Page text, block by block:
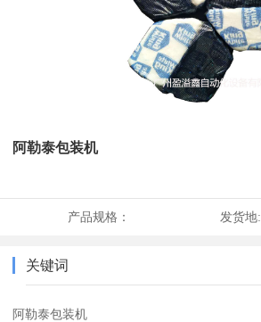
阿勒泰包装机
产品规格： 发货地:
关键词
阿勒泰包装机